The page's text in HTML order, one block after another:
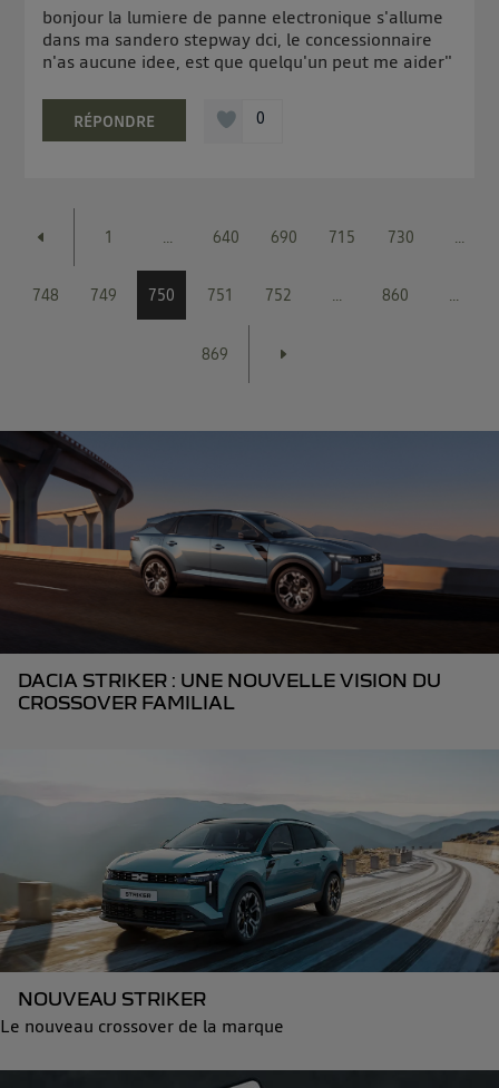
bonjour la lumiere de panne electronique s'allume
dans ma sandero stepway dci, le concessionnaire
n'as aucune idee, est que quelqu'un peut me aider"
RÉPONDRE 0
1 ... 640 690 715 730 ...
748 749 750 751 752 ... 860 ...
869
DACIA STRIKER : UNE NOUVELLE VISION DU
CROSSOVER FAMILIAL
NOUVEAU STRIKER
Le nouveau crossover de la marque